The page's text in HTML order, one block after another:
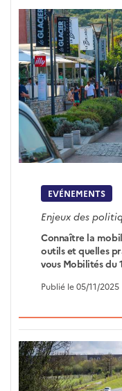
EVÉNEMENTS
Enjeux des
Connaître la
outils et quelles
vous Mobilités du
Publié le 05/11/2025